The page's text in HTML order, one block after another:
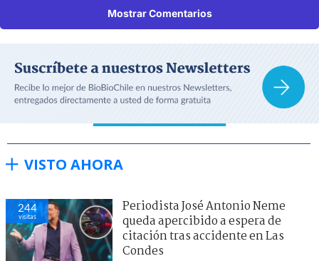
Mostrar Comentarios
VISTO AHORA
244
visitas
Periodista José Antonio Neme
queda apercibido a espera de
citación tras accidente en Las
Condes